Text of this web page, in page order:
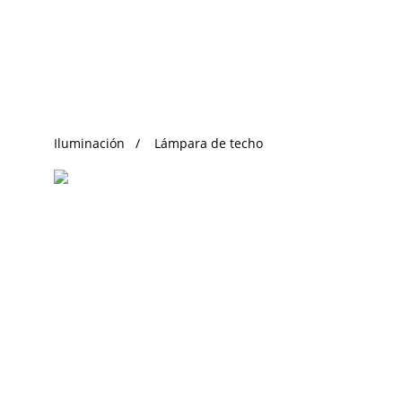
Iluminación Lámpara de techo